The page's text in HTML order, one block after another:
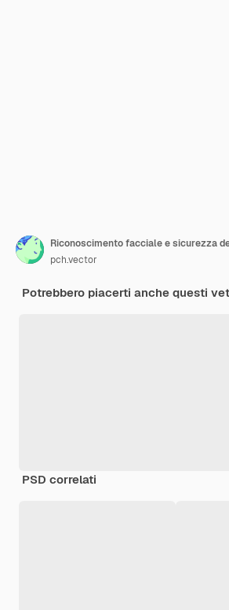
pch.vector
Potrebbero piacerti anche questi
PSD correlati